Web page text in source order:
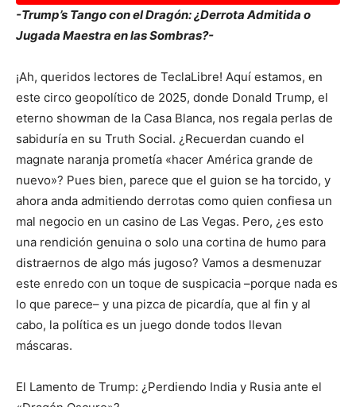
-Trump’s Tango con el Dragón: ¿Derrota Admitida o
Jugada Maestra en las Sombras?-
¡Ah, queridos lectores de TeclaLibre! Aquí estamos, en
este circo geopolítico de 2025, donde Donald Trump, el
eterno showman de la Casa Blanca, nos regala perlas de
sabiduría en su Truth Social. ¿Recuerdan cuando el
magnate naranja prometía «hacer América grande de
nuevo»? Pues bien, parece que el guion se ha torcido, y
ahora anda admitiendo derrotas como quien confiesa un
mal negocio en un casino de Las Vegas. Pero, ¿es esto
una rendición genuina o solo una cortina de humo para
distraernos de algo más jugoso? Vamos a desmenuzar
este enredo con un toque de suspicacia –porque nada es
lo que parece– y una pizca de picardía, que al fin y al
cabo, la política es un juego donde todos llevan
máscaras.
El Lamento de Trump: ¿Perdiendo India y Rusia ante el